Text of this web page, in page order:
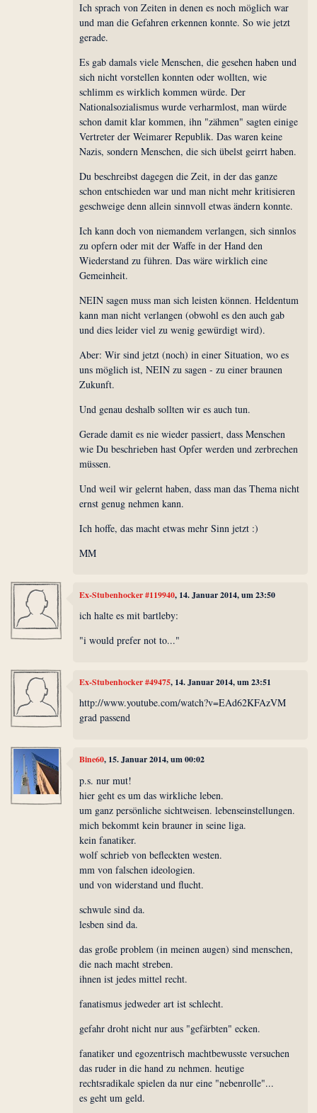
Ich sprach von Zeiten in denen es noch möglich war
und man die Gefahren erkennen konnte. So wie jetzt
gerade.
Es gab damals viele Menschen, die gesehen haben und
sich nicht vorstellen konnten oder wollten, wie
schlimm es wirklich kommen würde. Der
Nationalsozialismus wurde verharmlost, man würde
schon damit klar kommen, ihn "zähmen" sagten einige
Vertreter der Weimarer Republik. Das waren keine
Nazis, sondern Menschen, die sich übelst geirrt haben.
Du beschreibst dagegen die Zeit, in der das ganze
schon entschieden war und man nicht mehr kritisieren
geschweige denn allein sinnvoll etwas ändern konnte.
Ich kann doch von niemandem verlangen, sich sinnlos
zu opfern oder mit der Waffe in der Hand den
Wiederstand zu führen. Das wäre wirklich eine
Gemeinheit.
NEIN sagen muss man sich leisten können. Heldentum
kann man nicht verlangen (obwohl es den auch gab
und dies leider viel zu wenig gewürdigt wird).
Aber: Wir sind jetzt (noch) in einer Situation, wo es
uns möglich ist, NEIN zu sagen - zu einer braunen
Zukunft.
Und genau deshalb sollten wir es auch tun.
Gerade damit es nie wieder passiert, dass Menschen
wie Du beschrieben hast Opfer werden und zerbrechen
müssen.
Und weil wir gelernt haben, dass man das Thema nicht
ernst genug nehmen kann.
Ich hoffe, das macht etwas mehr Sinn jetzt :)
MM
Ex-Stubenhocker #119940, 14. Januar 2014, um 23:50
ich halte es mit bartleby:
"i would prefer not to..."
Ex-Stubenhocker #49475, 14. Januar 2014, um 23:51
http://www.youtube.com/watch?v=EAd62KFAzVM
grad passend
Bine60, 15. Januar 2014, um 00:02
p.s. nur mut!
hier geht es um das wirkliche leben.
um ganz persönliche sichtweisen. lebenseinstellungen.
mich bekommt kein brauner in seine liga.
kein fanatiker.
wolf schrieb von befleckten westen.
mm von falschen ideologien.
und von widerstand und flucht.
schwule sind da.
lesben sind da.
das große problem (in meinen augen) sind menschen,
die nach macht streben.
ihnen ist jedes mittel recht.
fanatismus jedweder art ist schlecht.
gefahr droht nicht nur aus "gefärbten" ecken.
fanatiker und egozentrisch machtbewusste versuchen
das ruder in die hand zu nehmen. heutige
rechtsradikale spielen da nur eine "nebenrolle"...
es geht um geld.